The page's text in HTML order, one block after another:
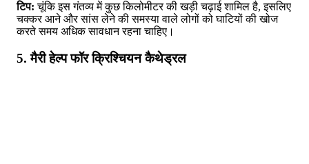
टिप: चूंकि इस गंतव्य में कुछ किलोमीटर की खड़ी चढ़ाई शामिल है, इसलिए
चक्कर आने और सांस लेने की समस्या वाले लोगों को घाटियों की खोज
करते समय अधिक सावधान रहना चाहिए।
5. मैरी हेल्प फॉर क्रिश्चियन कैथेड्रल